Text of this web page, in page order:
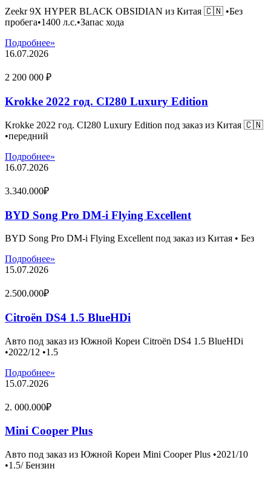
Zeekr 9X HYPER BLACK OBSIDIAN из Китая 🇨🇳 •Без
пробега•1400 л.с.•Запас хода
Подробнее»
16.07.2026
2 200 000 ₽
Krokke 2022 год. CI280 Luxury Edition
Krokke 2022 год. CI280 Luxury Edition под заказ из Китая 🇨🇳
•передний
Подробнее»
16.07.2026
3.340.000₽
BYD Song Pro DM-i Flying Excellent
BYD Song Pro DM-i Flying Excellent под заказ из Китая • Без
Подробнее»
15.07.2026
2.500.000₽
Citroën DS4 1.5 BlueHDi
Авто под заказ из Южной Кореи Citroën DS4 1.5 BlueHDi
•2022/12 •1.5
Подробнее»
15.07.2026
2. 000.000₽
Mini Cooper Plus
Авто под заказ из Южной Кореи Mini Cooper Plus •2021/10
•1.5/ Бензин